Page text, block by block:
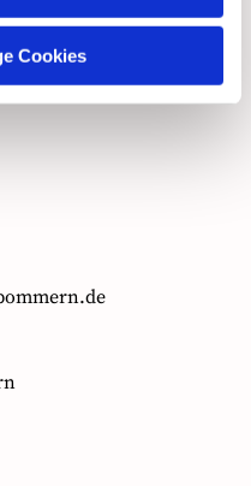
Cookies
Vorpommern e.V.